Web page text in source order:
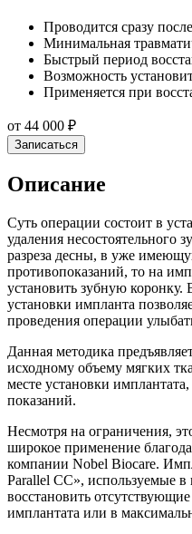
Проводится сразу
Минимальная
Быстрый период
Возможность
Применяется при
от 44 000 ₽
Записаться
Описание
Суть операции состоит в
удаления несостоятельного
разреза десны, в уже
противопоказаний, то на
установить зубную коронку.
установки импланта
проведения операции
Данная методика
исходному объему мягких
месте установки
показаний.
Несмотря на ограничения,
широкое применение
компании Nobel Biocare.
Parallel CC», используемые
восстановить
имплантата или в